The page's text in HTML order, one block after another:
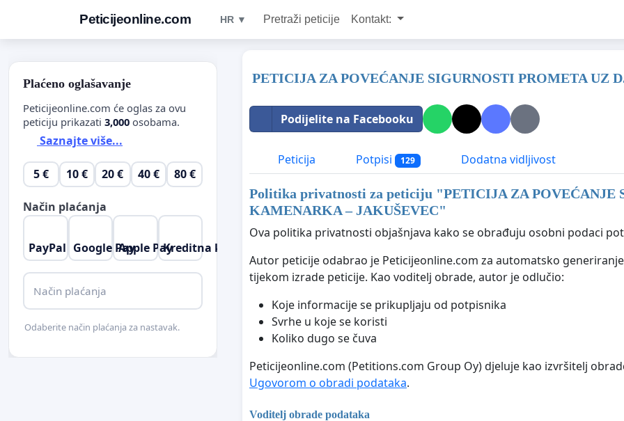
Peticijeonline.com HR ▼ Pretraži peticije Kontakt:
PETICIJA ZA POVEĆANJE SIGURNOSTI PROMETA UZ
Podijelite na Facebooku
Peticija Potpisi 129 Dodatna vidljivost
Politika privatnosti za peticiju "PETICIJA ZA POVEĆANJE
KAMENARKA – JAKUŠEVEC"
Ova politika privatnosti objašnjava kako se obrađuju osobni podaci
Autor peticije odabrao je Peticijeonline.com za automatsko
tijekom izrade peticije. Kao voditelj obrade, autor je odlučio:
Koje informacije se prikupljaju od potpisnika
Svrhe u koje se koristi
Koliko dugo se čuva
Peticijeonline.com (Petitions.com Group Oy) djeluje kao izvršitelj
Ugovorom o obradi podataka.
Voditelj obrade podataka
Plaćeno oglašavanje
Peticijeonline.com će oglas za ovu
peticiju prikazati 3,000 osobama.
Saznajte više...
5 € 10 € 20 € 40 € 80 €
Način plaćanja
PayPal Google PayApple PayKreditna kartica
Način plaćanja
Odaberite način plaćanja za nastavak.